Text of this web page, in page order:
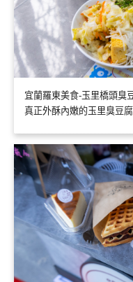
宜蘭羅東美食-玉里橋頭臭
真正外酥內嫩的玉里臭豆